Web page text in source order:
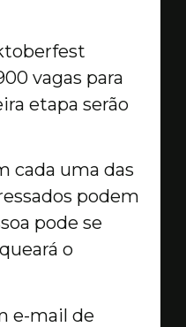
vagas para
etapa serão
cada uma das
podem
pode se
o
e-mail de